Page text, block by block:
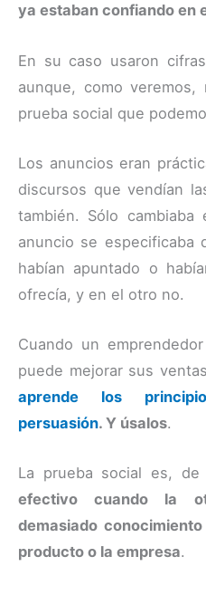
ya estaban confiando en
En su caso usaron
aunque, como
prueba social que
Los anuncios eran
discursos que vendían
también. Sólo
anuncio se especificaba
habían apuntado o
ofrecía, y en el otro no.
Cuando un
puede mejorar sus
aprende los
persuasión. Y úsalos.
La prueba social es, de
efectivo cuando la
demasiado
producto o la empresa.